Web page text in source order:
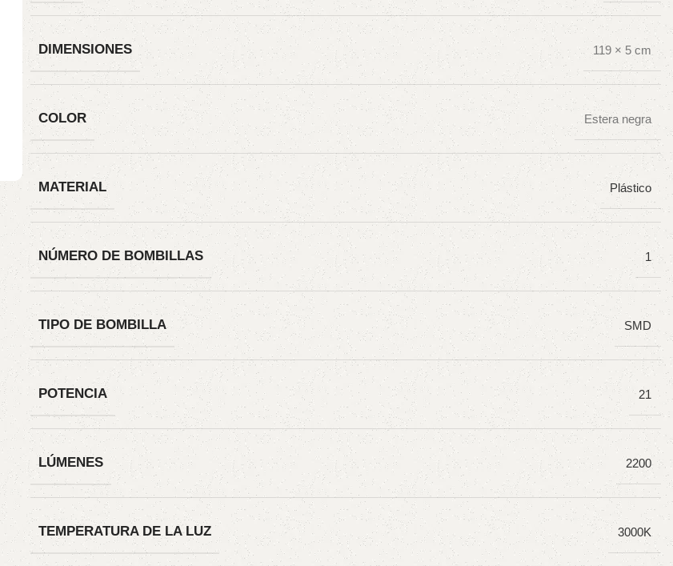
DIMENSIONES 119 × 5 cm
COLOR Estera negra
MATERIAL Plástico
NÚMERO DE BOMBILLAS 1
TIPO DE BOMBILLA SMD
POTENCIA 21
LÚMENES 2200
TEMPERATURA DE LA LUZ 3000K